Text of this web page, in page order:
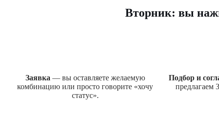
Вторник: вы
Заявка — вы оставляете желаемую
комбинацию или просто говорите «хочу
статус».
Подбор и
предлагаем